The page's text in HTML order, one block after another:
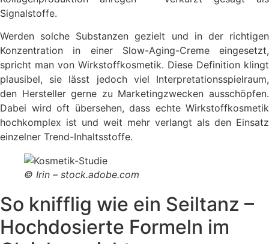
Signalstoffe.
Werden solche Substanzen gezielt und in der richtigen
Konzentration in einer Slow-Aging-Creme eingesetzt,
spricht man von Wirkstoffkosmetik. Diese Definition klingt
plausibel, sie lässt jedoch viel Interpretationsspielraum,
den Hersteller gerne zu Marketingzwecken ausschöpfen.
Dabei wird oft übersehen, dass echte Wirkstoffkosmetik
hochkomplex ist und weit mehr verlangt als den Einsatz
einzelner Trend-Inhaltsstoffe.
© Irin – stock.adobe.com
So knifflig wie ein Seiltanz –
Hochdosierte Formeln im